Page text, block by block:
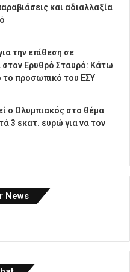
και αδιαλλαξία
την επίθεση σε
στον Ερυθρό Σταυρό: Κάτω
το προσωπικό του ΕΣΥ
ο Ολυμπιακός στο θέμα
3 εκατ. ευρώ για να τον
News